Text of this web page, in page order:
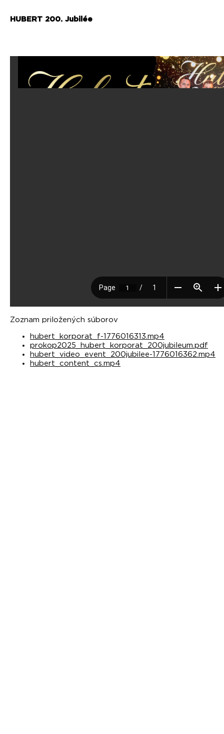
HUBERT 200. Jubilée
Zoznam priložených súborov
hubert_korporat_f-1776016313.mp4
prokop2025_hubert_korporat_200jubileum.pdf
hubert_video_event_200jubilee-1776016362.mp4
hubert_content_cs.mp4